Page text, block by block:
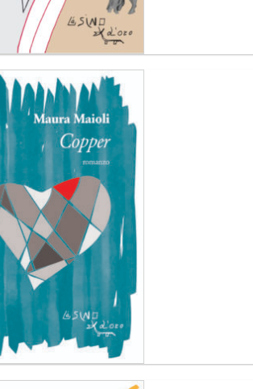
Aggiungi
alla lista
dei
desideri